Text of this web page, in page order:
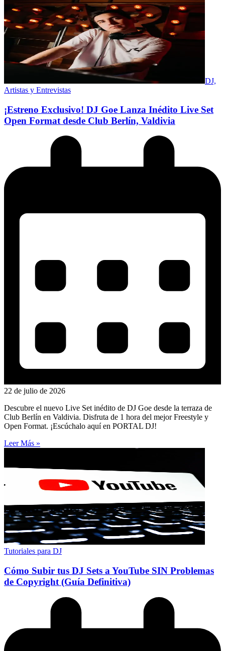
DJ,
Artistas y Entrevistas
¡Estreno Exclusivo! DJ Goe Lanza Inédito Live Set
Open Format desde Club Berlín, Valdivia
22 de julio de 2026
Descubre el nuevo Live Set inédito de DJ Goe desde la terraza de
Club Berlín en Valdivia. Disfruta de 1 hora del mejor Freestyle y
Open Format. ¡Escúchalo aquí en PORTAL DJ!
Leer Más »
Tutoriales para DJ
Cómo Subir tus DJ Sets a YouTube SIN Problemas
de Copyright (Guía Definitiva)